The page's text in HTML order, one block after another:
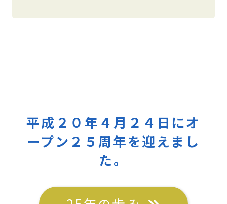
平成２０年４月２４日にオ
ープン２５周年を迎えまし
た。